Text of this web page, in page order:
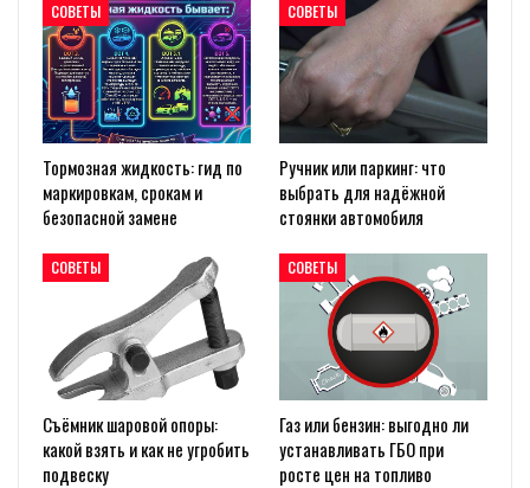
СОВЕТЫ
Тормозная жидкость: гид по
маркировкам, срокам и
безопасной замене
СОВЕТЫ
Ручник или паркинг: что
выбрать для надёжной
стоянки автомобиля
СОВЕТЫ
Съёмник шаровой опоры:
какой взять и как не угробить
подвеску
СОВЕТЫ
Газ или бензин: выгодно ли
устанавливать ГБО при
росте цен на топливо